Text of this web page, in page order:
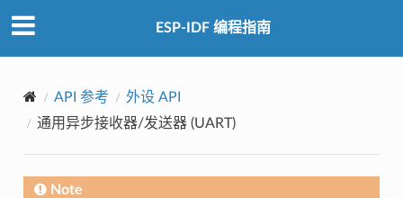
ESP-IDF 编程指南
API 参考
外设 API
通用异步接收器/发送器 (UART)
Note